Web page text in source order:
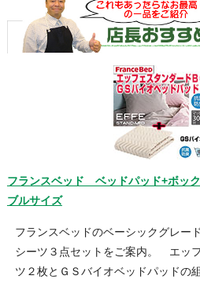
フランスベッド ベッドパッド+ボッ
ブルサイズ
フランスベッドのベーシックグレー
シーツ３点セットをご案内。 エッ
ツ２枚とＧＳバイオベッドパッド